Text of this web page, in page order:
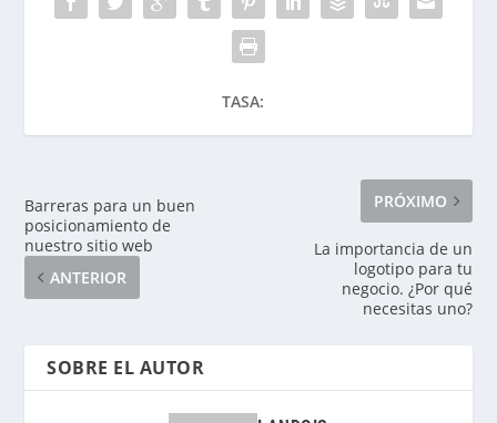
TASA:
Barreras para un buen
posicionamiento de
nuestro sitio web
ANTERIOR
PRÓXIMO
La importancia de un
logotipo para tu
negocio. ¿Por qué
necesitas uno?
SOBRE EL AUTOR